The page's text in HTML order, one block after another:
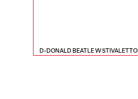
D-DONALD BEATLE W STIVALETTO